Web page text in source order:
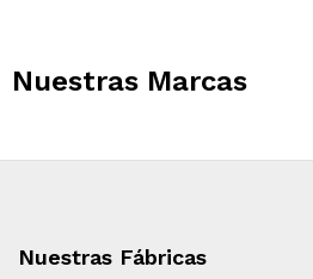
Nuestras Marcas
Nuestras Fábricas